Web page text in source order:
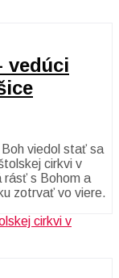
vedúci
viedol stať sa
cirkvi v
rásť s Bohom a
zotrvať vo viere.